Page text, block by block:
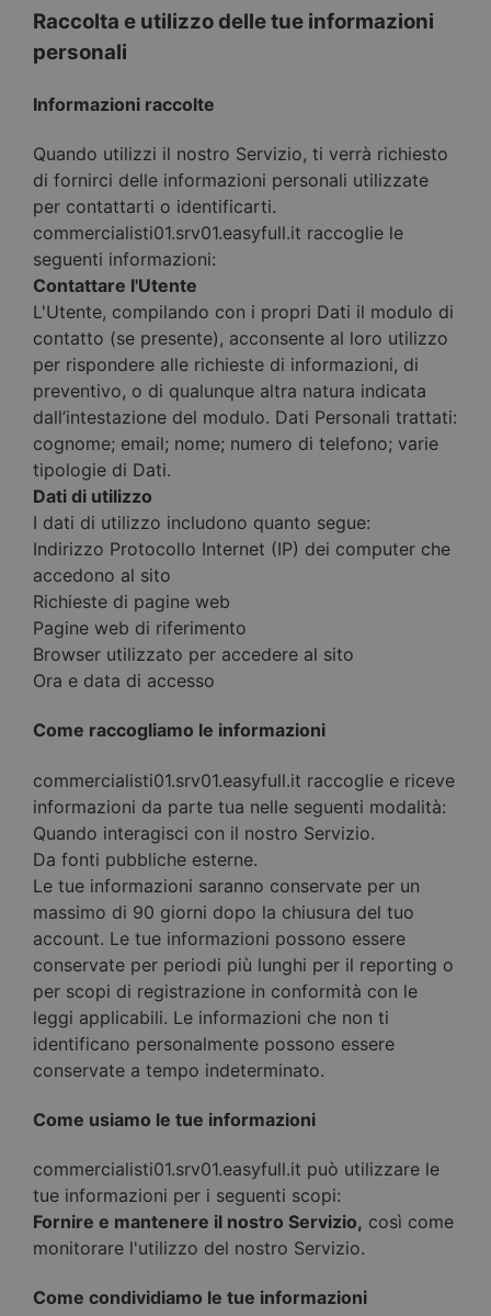
Raccolta e utilizzo delle tue informazioni
personali
Informazioni raccolte
Quando utilizzi il nostro Servizio, ti verrà richiesto
di fornirci delle informazioni personali utilizzate
per contattarti o identificarti.
commercialisti01.srv01.easyfull.it raccoglie le
seguenti informazioni:
Contattare l'Utente
L'Utente, compilando con i propri Dati il modulo di
contatto (se presente), acconsente al loro utilizzo
per rispondere alle richieste di informazioni, di
preventivo, o di qualunque altra natura indicata
dall’intestazione del modulo. Dati Personali trattati:
cognome; email; nome; numero di telefono; varie
tipologie di Dati.
Dati di utilizzo
I dati di utilizzo includono quanto segue:
Indirizzo Protocollo Internet (IP) dei computer che
accedono al sito
Richieste di pagine web
Pagine web di riferimento
Browser utilizzato per accedere al sito
Ora e data di accesso
Come raccogliamo le informazioni
commercialisti01.srv01.easyfull.it raccoglie e riceve
informazioni da parte tua nelle seguenti modalità:
Quando interagisci con il nostro Servizio.
Da fonti pubbliche esterne.
Le tue informazioni saranno conservate per un
massimo di 90 giorni dopo la chiusura del tuo
account. Le tue informazioni possono essere
conservate per periodi più lunghi per il reporting o
per scopi di registrazione in conformità con le
leggi applicabili. Le informazioni che non ti
identificano personalmente possono essere
conservate a tempo indeterminato.
Come usiamo le tue informazioni
commercialisti01.srv01.easyfull.it può utilizzare le
tue informazioni per i seguenti scopi:
Fornire e mantenere il nostro Servizio, così come
monitorare l'utilizzo del nostro Servizio.
Come condividiamo le tue informazioni